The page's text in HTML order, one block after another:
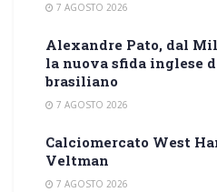
7 AGOSTO 2026
Alexandre Pato, dal
la nuova sfida inglese
brasiliano
7 AGOSTO 2026
Calciomercato West
Veltman
7 AGOSTO 2026